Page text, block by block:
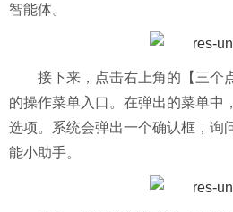
智能体。
接下来，点击右上角的【三个
的操作菜单入口。在弹出的菜单中
选项。系统会弹出一个确认框，询
能小助手。